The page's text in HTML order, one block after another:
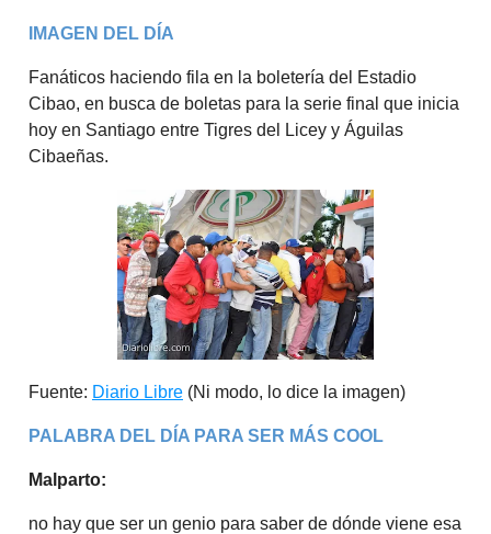
IMAGEN DEL DÍA
Fanáticos haciendo fila en la boletería del Estadio
Cibao, en busca de boletas para la serie final que inicia
hoy en Santiago entre Tigres del Licey y Águilas
Cibaeñas.
Fuente: Diario Libre (Ni modo, lo dice la imagen)
PALABRA DEL DÍA PARA SER MÁS COOL
Malparto:
no hay que ser un genio para saber de dónde viene esa